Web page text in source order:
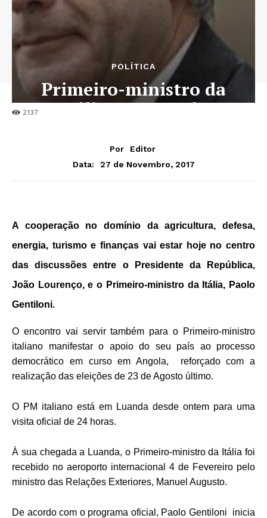
2137
POLÍTICA
Primeiro-ministro da
Itália em Luanda
Por
Editor
Data:
27 de Novembro, 2017
A cooperação no domínio da agricultura, defesa,
energia, turismo e finanças vai estar hoje no centro
das discussões entre o Presidente da República,
João Lourenço, e o Primeiro-ministro da Itália, Paolo
Gentiloni.
O encontro vai servir também para o Primeiro-ministro
italiano manifestar o apoio do seu país ao processo
democrático em curso em Angola, reforçado com a
realização das eleições de 23 de Agosto último.
O PM italiano está em Luanda desde ontem para uma
visita oficial de 24 horas.
À sua chegada a Luanda, o Primeiro-ministro da Itália foi
recebido no aeroporto internacional 4 de Fevereiro pelo
ministro das Relações Exteriores, Manuel Augusto.
De acordo com o programa oficial, Paolo Gentiloni inicia